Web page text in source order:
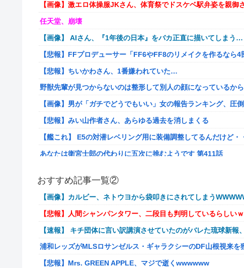
【画像】激エロ体操服JKさん、体育祭でドスケベ駅弁姿を親御
任天堂、崩壊
【画像】 AIさん、『1年後の日本』をバカ正直に描いてしまう…
【悲報】FFプロデューサー「FF6やFF8のリメイクを作るなら4
【悲報】ちいかわさん、1番嫌われていた…
野獣先輩が見つからないのは整形して別人の顔になっているか
【画像】男が「ガチでどうでもいい」女の報告ランキング、
【悲報】みい山作者さん、あらゆる過去を消しまくる
【艦これ】 E5の対潜レベリング用に装備調整してるんだけど・
あなたは衛宮士郎の代わりに五次に挑むようです 第411話
海外「世界で日本を死守するぞ！」 日本の消防署を訪れたちび
【悲報】若者「転勤とか無理」→企業、ついに制度を変え始める
病気でウィッグと知った途端、女性社員を無視＆最低の性的暴
給の地獄を見ることにｗｗ←人として最低限の倫理観すら欠如
通学電車でイキリオタク3人組にイヤホン抜かれて「違法サイ
キョドって別車両へ逃走…20代にもなって群れてイキってくん
おすすめ記事一覧②
【画像】カルビー、ネトウヨから袋叩きにされてしまう
【悲報】人間シャンパンタワー、二段目も判明しているらしい
【速報】 キチ団体に言い訳講演させていたのがバレた琉球新
浦和レッズがMLSロサンゼルス・ギャラクシーのDF山根視来
【悲報】Mrs. GREEN APPLE、マジで逝くwwwwww